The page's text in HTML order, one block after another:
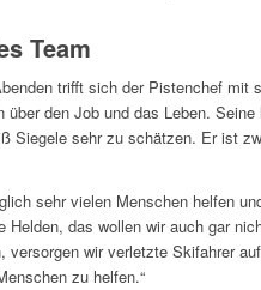
Team
trifft sich der Pistenchef
über den Job und das Leben.
Siegele sehr zu schätzen. Er ist
sehr vielen Menschen helfen
Helden, das wollen wir auch gar
versorgen wir verletzte Skifahrer
zu helfen.“